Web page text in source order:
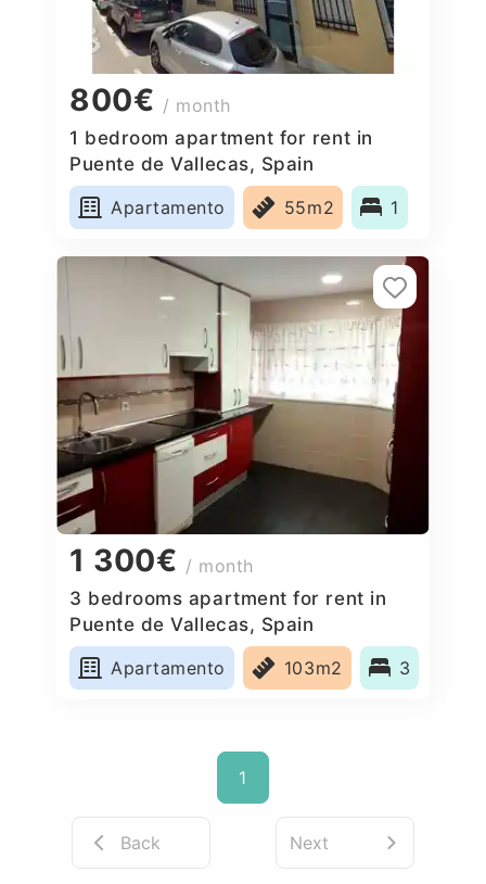
800€ / month
1 bedroom apartment for rent in
Puente de Vallecas, Spain
Apartamento
55m2 1
1 300€ / month
3 bedrooms apartment for rent in
Puente de Vallecas, Spain
Apartamento
103m2 3
1
Back Next